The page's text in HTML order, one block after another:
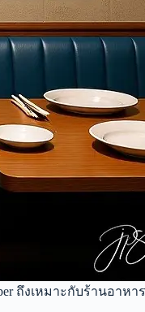
ถึงเหมาะกับร้านอาห